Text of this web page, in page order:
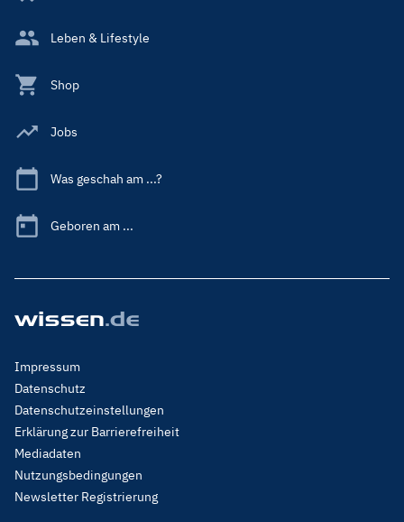
Leben & Lifestyle
Shop
Jobs
Was geschah am ...?
Geboren am ...
Footer
Menu
Legal
Impressum
Datenschutz
Datenschutzeinstellungen
Erklärung zur Barrierefreiheit
Mediadaten
Nutzungsbedingungen
Newsletter Registrierung